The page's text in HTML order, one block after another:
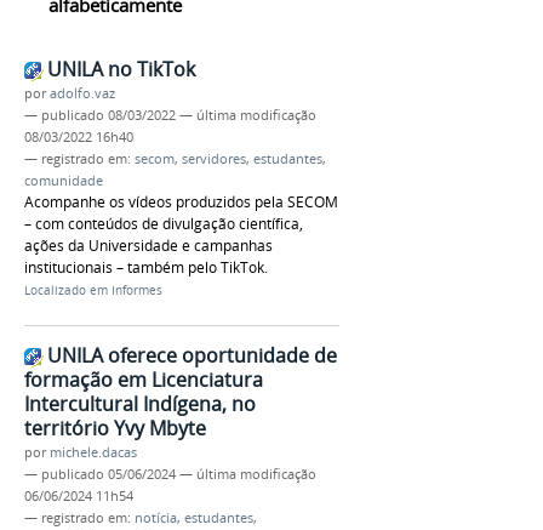
alfabeticamente
UNILA no TikTok
poradolfo.vaz
— publicado 08/03/2022 — última modificação
08/03/2022 16h40
— registrado em: secom, servidores, estudantes,
comunidade
Acompanhe os vídeos produzidos pela SECOM
– com conteúdos de divulgação científica,
ações da Universidade e campanhas
institucionais – também pelo TikTok.
Localizado em Informes
UNILA oferece oportunidade de
formação em Licenciatura
Intercultural Indígena, no
território Yvy Mbyte
por michele.dacas
— publicado 05/06/2024 — última modificação
06/06/2024 11h54
— registrado em: notícia, estudantes,